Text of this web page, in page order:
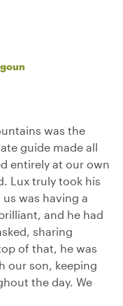
was the
guide made all
entirely at our own
Lux truly took his
was having a
and he had
sharing
of that, he was
our son, keeping
the day. We